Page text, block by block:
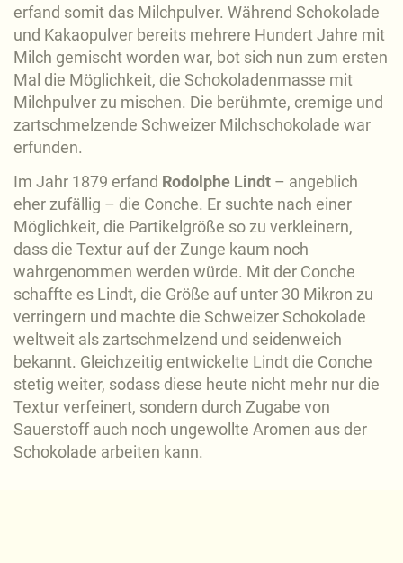
erfand somit das Milchpulver. Während Schokolade
und Kakaopulver bereits mehrere Hundert Jahre mit
Milch gemischt worden war, bot sich nun zum ersten
Mal die Möglichkeit, die Schokoladenmasse mit
Milchpulver zu mischen. Die berühmte, cremige und
zartschmelzende Schweizer Milchschokolade war
erfunden.
Im Jahr 1879 erfand Rodolphe Lindt – angeblich
eher zufällig – die Conche. Er suchte nach einer
Möglichkeit, die Partikelgröße so zu verkleinern,
dass die Textur auf der Zunge kaum noch
wahrgenommen werden würde. Mit der Conche
schaffte es Lindt, die Größe auf unter 30 Mikron zu
verringern und machte die Schweizer Schokolade
weltweit als zartschmelzend und seidenweich
bekannt. Gleichzeitig entwickelte Lindt die Conche
stetig weiter, sodass diese heute nicht mehr nur die
Textur verfeinert, sondern durch Zugabe von
Sauerstoff auch noch ungewollte Aromen aus der
Schokolade arbeiten kann.